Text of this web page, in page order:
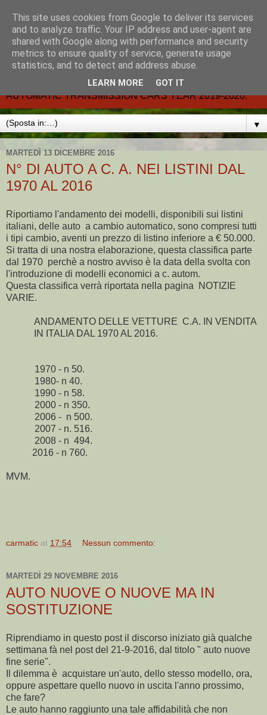
CARMATIC-®-All about
automatic cars.
Dal 2002- email.-marcvent@inwind.it.- NEW BOOK-
AUTOMATIC TRANSMISSION CARS YEAR 2019-2020.
▼
MARTEDÌ 13 DICEMBRE 2016
N° DI AUTO A C. A. NEI LISTINI DAL
1970 AL 2016
Riportiamo l'andamento dei modelli, disponibili sui listini
italiani, delle auto a cambio automatico, sono compresi tutti
i tipi cambio, aventi un prezzo di listino inferiore a € 50.000.
Si tratta di una nostra elaborazione, questa classifica parte
dal 1970 perchè a nostro avviso è la data della svolta con
l'introduzione di modelli economici a c. autom.
Questa classifica verrà riportata nella pagina NOTIZIE
VARIE.
ANDAMENTO DELLE VETTURE C.A. IN VENDITA
IN ITALIA DAL 1970 AL 2016.
1970 - n 50.
1980- n 40.
1990 - n 58.
2000 - n 350.
2006 - n 500.
2007 - n. 516.
2008 - n 494.
2016 - n 760.
MVM.
carmatic at 17:54 Nessun commento:
MARTEDÌ 29 NOVEMBRE 2016
AUTO NUOVE O NUOVE MA IN
SOSTITUZIONE
Riprendiamo in questo post il discorso iniziato già qualche
settimana fà nel post del 21-9-2016, dal titolo " auto nuove
fine serie".
Il dilemma è acquistare un'auto, dello stesso modello, ora,
oppure aspettare quello nuovo in uscita l'anno prossimo,
che fare?
Le auto hanno raggiunto una tale affidabilità che non
This site uses cookies from Google to deliver its services
and to analyze traffic. Your IP address and user-agent are
shared with Google along with performance and security
metrics to ensure quality of service, generate usage
statistics, and to detect and address abuse.
LEARN MORE GOT IT